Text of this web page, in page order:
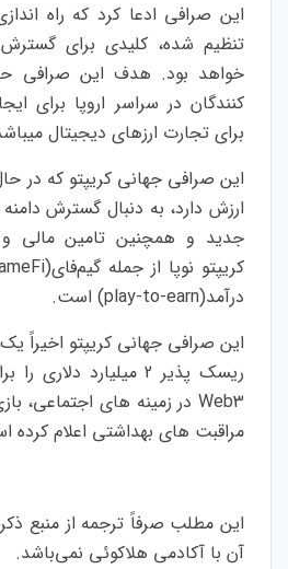
این صرافی ادعا کرد که راه
تنظیم شده، کلیدی برای گسترش
خواهد بود. هدف این صرافی
کنندگان در سراسر اروپا برای
برای تجارت ارزهای دیجیتال
ارزش دارد، به دنبال گسترش
جدید و همچنین تامین مالی و
کریپتو نوپا از جمله گیم‌فای(
درآمد(play-to-earn) است.
این صرافی جهانی کریپتو اخیراً
ریسک پذیر 2 میلیارد دلاری را برای پشتیبانی از توسعه
Web3 در زمینه های اجتماعی،
مراقبت های بهداشتی اعلام کرده
این مطلب صرفاً ترجمه از منبع
آن با آکادمی هلاکوئی نمی‌باشد.